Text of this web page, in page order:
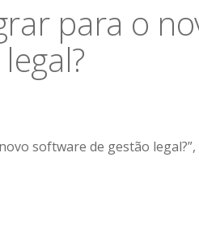
para o
software de gestão